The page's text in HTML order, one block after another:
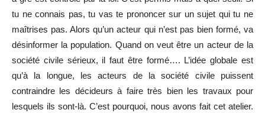
tu ne connais pas, tu vas te prononcer sur un sujet qui tu ne
maîtrises pas. Alors qu’un acteur qui n’est pas bien formé, va
désinformer la population. Quand on veut être un acteur de la
société civile sérieux, il faut être formé…. L’idée globale est
qu’à la longue, les acteurs de la société civile puissent
contraindre les décideurs à faire très bien les travaux pour
lesquels ils sont-là. C’est pourquoi, nous avons fait cet atelier.